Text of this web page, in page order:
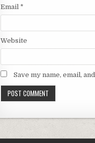
Email *
Website
Save my name, email,